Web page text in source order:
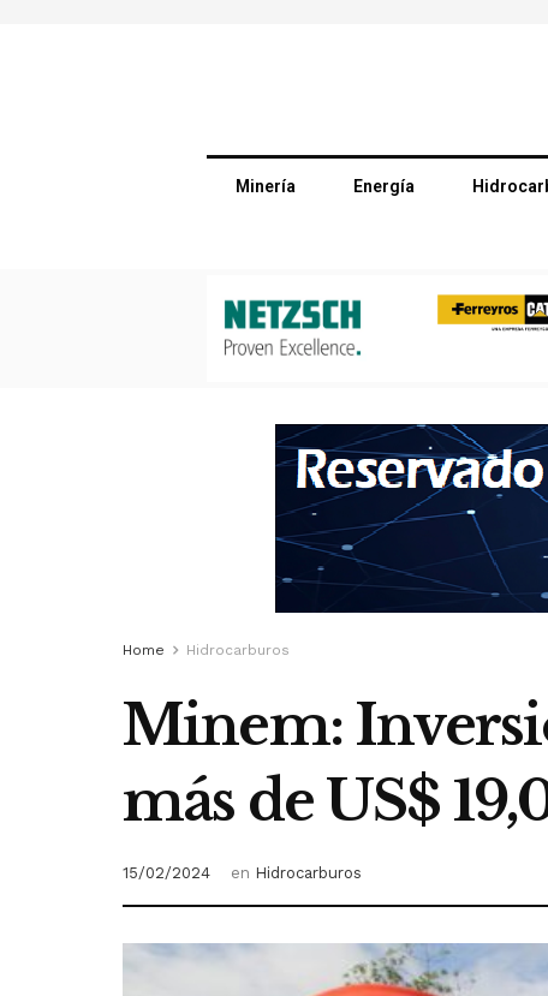
Minería Energía
Home Hidrocarburos
Minem:
más de US$
15/02/2024 en Hidrocarburos